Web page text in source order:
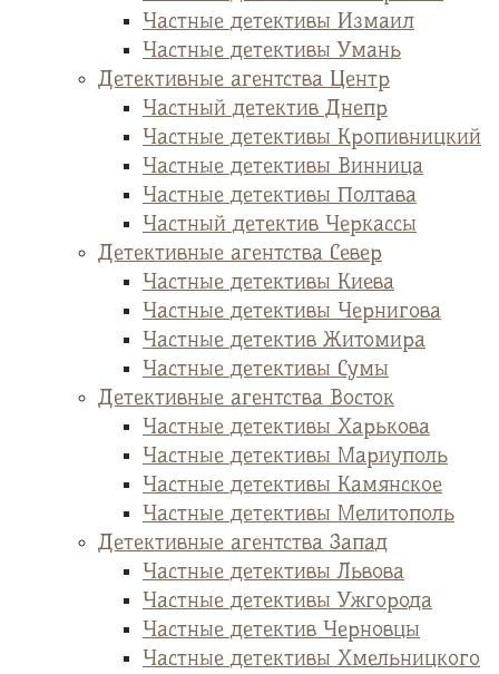
Частные детективы Измаил
Частные детективы Умань
Детективные агентства Центр
Частный детектив Днепр
Частные детективы Кропивницкий
Частные детективы Винница
Частные детективы Полтава
Частный детектив Черкассы
Детективные агентства Север
Частные детективы Киева
Частные детективы Чернигова
Частные детектив Житомира
Частные детективы Сумы
Детективные агентства Восток
Частные детективы Харькова
Частные детективы Мариуполь
Частные детективы Камянское
Частные детективы Мелитополь
Детективные агентства Запад
Частные детективы Львова
Частные детективы Ужгорода
Частные детектив Черновцы
Частные детективы Хмельницкого